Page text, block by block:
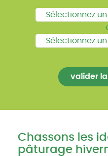
Chassons les
pâturage